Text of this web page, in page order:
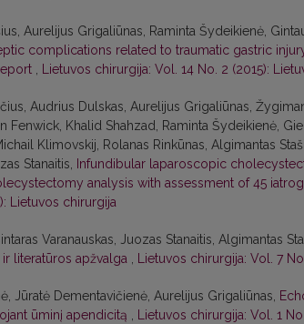
Aurelijus Grigaliūnas, Raminta Šydeikienė,
complications related to traumatic gastric
, Lietuvos chirurgija: Vol. 14 No. 2 (2015):
Audrius Dulskas, Aurelijus Grigaliūnas,
Fenwick, Khalid Shahzad, Raminta Šydeikienė,
Klimovskij, Rolanas Rinkūnas, Algimantas
Stanaitis, Infundibular laparoscopic
analysis with assessment of 45
Lietuvos chirurgija
Varanauskas, Juozas Stanaitis, Algimantas
literatūros apžvalga , Lietuvos chirurgija: Vol. 7
Jūratė Dementavičienė, Aurelijus Grigaliūnas,
ūminį apendicitą , Lietuvos chirurgija: Vol. 1